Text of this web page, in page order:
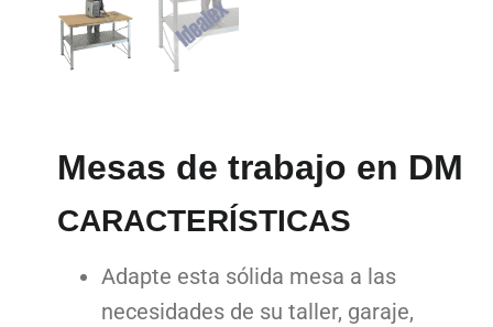
Mesas de trabajo en DM
CARACTERÍSTICAS
Adapte esta sólida mesa a las
necesidades de su taller, garaje,